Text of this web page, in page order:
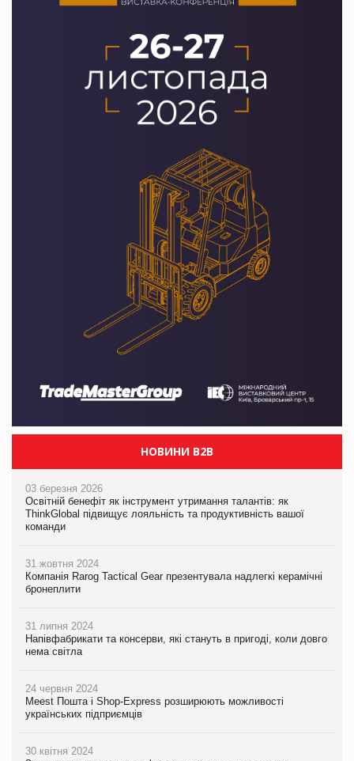
НОВИНИ B2B
03 березня 2026
Освітній бенефіт як інструмент утримання талантів: як
ThinkGlobal підвищує лояльність та продуктивність вашої
команди
31 жовтня 2024
Компанія Rarog Tactical Gear презентувала надлегкі керамічні
бронеплити
31 липня 2024
Напівфабрикати та консерви, які стануть в пригоді, коли довго
нема світла
24 червня 2024
Meest Пошта і Shop-Express розширюють можливості
українських підприємців
30 квітня 2024